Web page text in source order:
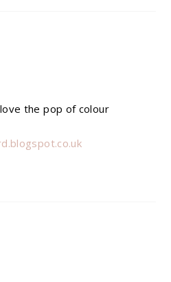
the pop of colour